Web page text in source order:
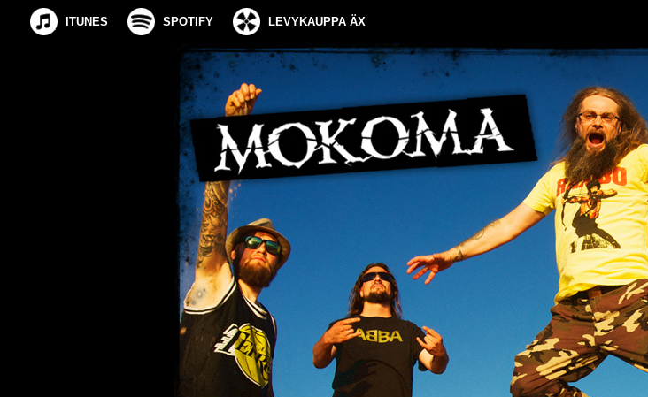
ITUNES SPOTIFY LEVYKAUPPA ÄX